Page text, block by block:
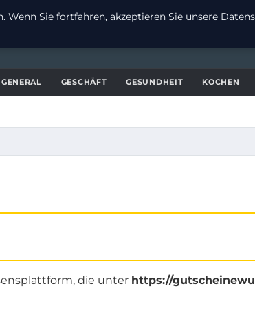
GENERAL GESCHÄFT GESUNDHEIT KOCHEN
die unter https://
Wenn Sie fortfahren, akzeptieren Sie unsere